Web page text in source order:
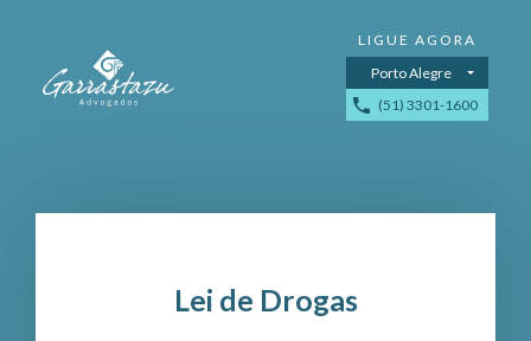
Porto Alegre
(51) 3301-1600
Lei de Drogas